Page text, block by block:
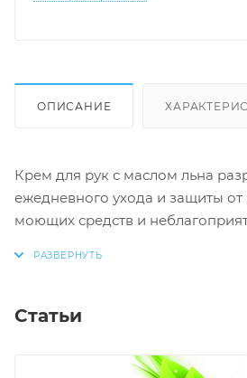
ОПИСАНИЕ
Крем для рук с маслом льна
ежедневного ухода и защиты от
моющих средств и
полиненасыщенными жирными
питанию и эффективному
Статьи